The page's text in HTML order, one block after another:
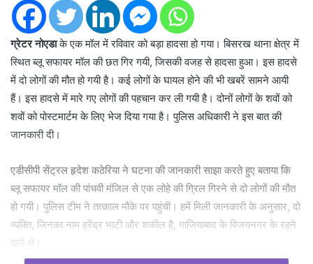
ग्रेटर नोएडाके एक मॉल में रविवार को बड़ा हादसा हो गया। बिसरख थाना क्षेत्र में
स्थित ब्लू सफायर मॉल की छत गिर गयी, जिसकी वजह से हादसा हुआ। इस हादसे
में दो लोगों की मौत हो गयी है। कई लोगों के घायल होने की भी खबरें सामने आयी
हैं। इस हादसे में मारे गए लोगों की पहचान कर ली गयी है। दोनों लोगों के शवों को
शवों को पोस्टमार्टम के लिए भेज दिया गया है। पुलिस अधिकारी ने इस बात की
जानकारी दी।
एडीसीपी सेंट्रल हृदेश कठेरिया ने घटना की जानकारी साझा करते हुए बताया कि
ब्लू सफायर मॉल की पांचवी मंजिल से एक लोहे की ग्रिल गिरने से दो लोगों की मौत
हो गयी। पुलिस टीम ने तत्काल मौके पर पहुंची। हमें मिली जानकारी के अनुसार, दो
व्यक्ति, जिनका नाम हरेंद्र भाटी और शकील है, गाजियाबाद के विजयनगर के रहने
वाले थे।